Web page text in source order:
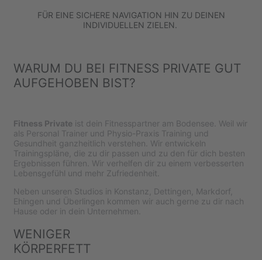
FÜR EINE SICHERE NAVIGATION HIN ZU DEINEN
INDIVIDUELLEN ZIELEN.
WARUM DU BEI FITNESS PRIVATE GUT
AUFGEHOBEN BIST?
Fitness Private ist dein Fitnesspartner am Bodensee. Weil wir
als Personal Trainer und Physio-Praxis Training und
Gesundheit ganzheitlich verstehen. Wir entwickeln
Trainingspläne, die zu dir passen und zu den für dich besten
Ergebnissen führen. Wir verhelfen dir zu einem verbesserten
Lebensgefühl und mehr Zufriedenheit.
Neben unseren Studios in Konstanz, Dettingen, Markdorf,
Ehingen und Überlingen kommen wir auch gerne zu dir nach
Hause oder in dein Unternehmen.
WENIGER
KÖRPERFETT